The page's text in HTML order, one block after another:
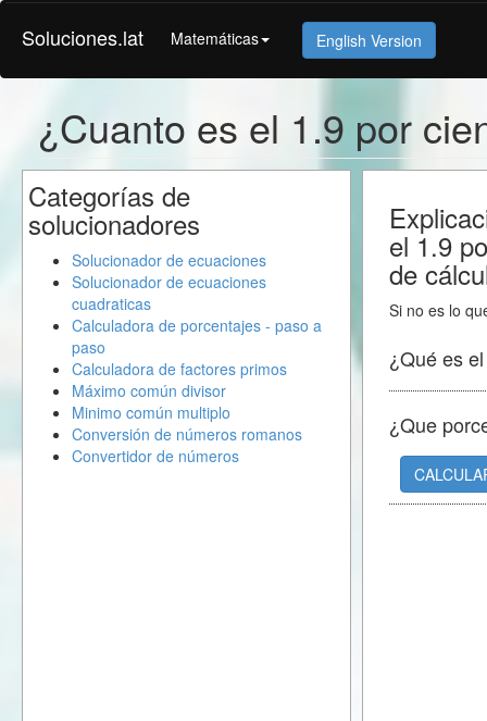
Soluciones.lat Matemáticas English Version
¿Cuanto es el 1.9 por
el 1.9
de
Si no es lo
¿Qué es
¿Que
Categorías de
solucionadores
Solucionador de ecuaciones
Solucionador de ecuaciones
cuadraticas
Calculadora de porcentajes - paso a
paso
Calculadora de factores primos
Máximo común divisor
Minimo común multiplo
Conversión de números romanos
Convertidor de números